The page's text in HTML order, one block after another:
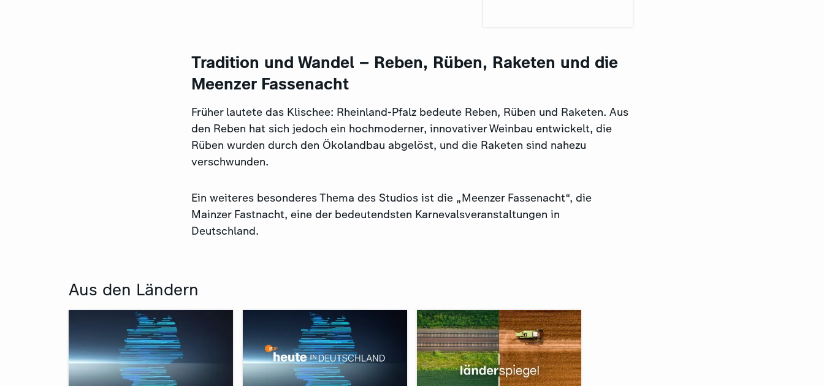
Tradition und Wandel – Reben, Rüben, Raketen und die
Meenzer Fassenacht
Früher lautete das Klischee: Rheinland-Pfalz bedeute Reben, Rüben und Raketen. Aus
den Reben hat sich jedoch ein hochmoderner, innovativer Weinbau entwickelt, die
Rüben wurden durch den Ökolandbau abgelöst, und die Raketen sind nahezu
verschwunden.
Ein weiteres besonderes Thema des Studios ist die „Meenzer Fassenacht“, die
Mainzer Fastnacht, eine der bedeutendsten Karnevalsveranstaltungen in
Deutschland.
Aus den Ländern